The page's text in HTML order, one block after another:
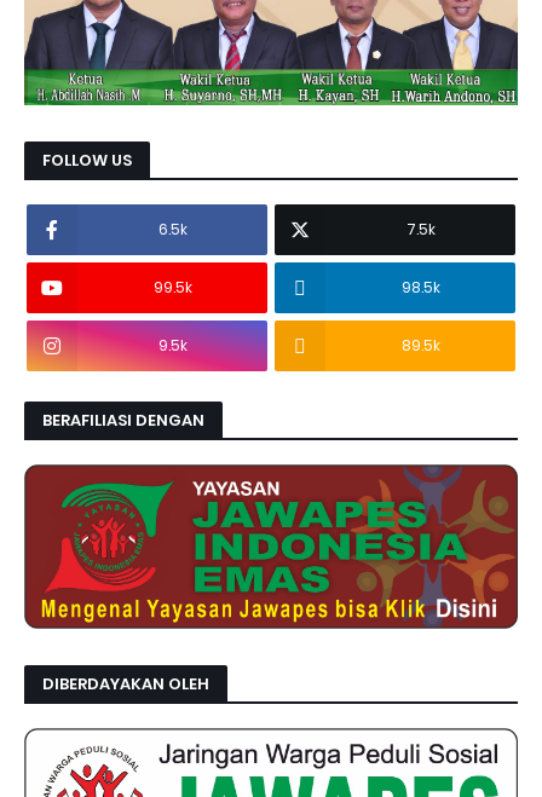
FOLLOW US
6.5k 7.5k
99.5k 98.5k
9.5k 89.5k
BERAFILIASI DENGAN
DIBERDAYAKAN OLEH